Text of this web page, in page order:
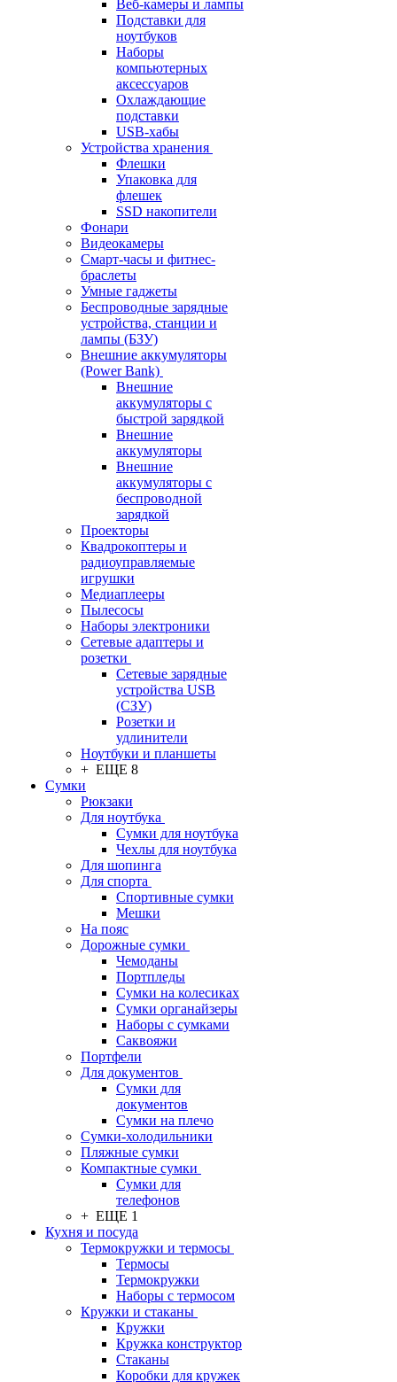
Веб-камеры и лампы
Подставки для
ноутбуков
Наборы
компьютерных
аксессуаров
Охлаждающие
подставки
USB-хабы
Устройства хранения
Флешки
Упаковка для
флешек
SSD накопители
Фонари
Видеокамеры
Смарт-часы и фитнес-
браслеты
Умные гаджеты
Беспроводные зарядные
устройства, станции и
лампы (БЗУ)
Внешние аккумуляторы
(Power Bank)
Внешние
аккумуляторы с
быстрой зарядкой
Внешние
аккумуляторы
Внешние
аккумуляторы с
беспроводной
зарядкой
Проекторы
Квадрокоптеры и
радиоуправляемые
игрушки
Медиаплееры
Пылесосы
Наборы электроники
Сетевые адаптеры и
розетки
Сетевые зарядные
устройства USB
(СЗУ)
Розетки и
удлинители
Ноутбуки и планшеты
+ ЕЩЕ 8
Сумки
Рюкзаки
Для ноутбука
Сумки для ноутбука
Чехлы для ноутбука
Для шопинга
Для спорта
Спортивные сумки
Мешки
На пояс
Дорожные сумки
Чемоданы
Портпледы
Сумки на колесиках
Сумки органайзеры
Наборы с сумками
Саквояжи
Портфели
Для документов
Сумки для
документов
Сумки на плечо
Сумки-холодильники
Пляжные сумки
Компактные сумки
Сумки для
телефонов
+ ЕЩЕ 1
Кухня и посуда
Термокружки и термосы
Термосы
Термокружки
Наборы с термосом
Кружки и стаканы
Кружки
Кружка конструктор
Стаканы
Коробки для кружек